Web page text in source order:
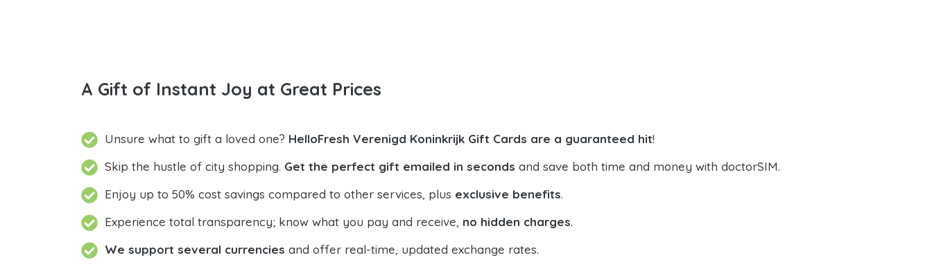
A Gift of Instant Joy at Great Prices
Unsure what to gift a loved one? HelloFresh Verenigd Koninkrijk Gift Cards are a guaranteed hit!
Skip the hustle of city shopping. Get the perfect gift emailed in seconds and save both time and money with doctorSIM.
Enjoy up to 50% cost savings compared to other services, plus exclusive benefits.
Experience total transparency; know what you pay and receive, no hidden charges.
We support several currencies and offer real-time, updated exchange rates.